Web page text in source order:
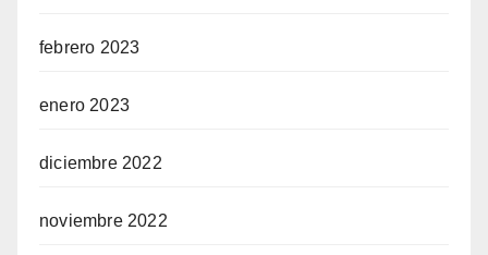
febrero 2023
enero 2023
diciembre 2022
noviembre 2022